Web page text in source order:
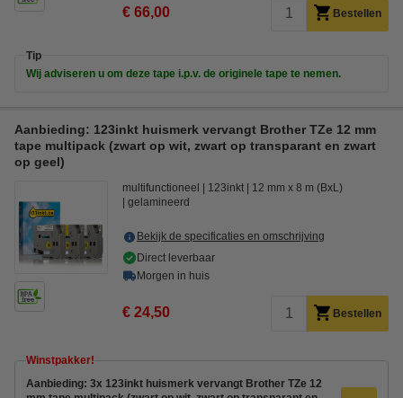
€ 66,00 Bestellen
Tip
Wij adviseren u om deze tape i.p.v. de originele tape te nemen.
Aanbieding: 123inkt huismerk vervangt Brother TZe 12 mm
tape multipack (zwart op wit, zwart op transparant en zwart
op geel)
multifunctioneel 123inkt
12 mm x 8 m (BxL)
gelamineerd
Bekijk de specificaties en omschrijving
Direct leverbaar
Morgen in huis
€ 24,50 Bestellen
Winstpakker!
Aanbieding: 3x 123inkt huismerk vervangt Brother TZe 12